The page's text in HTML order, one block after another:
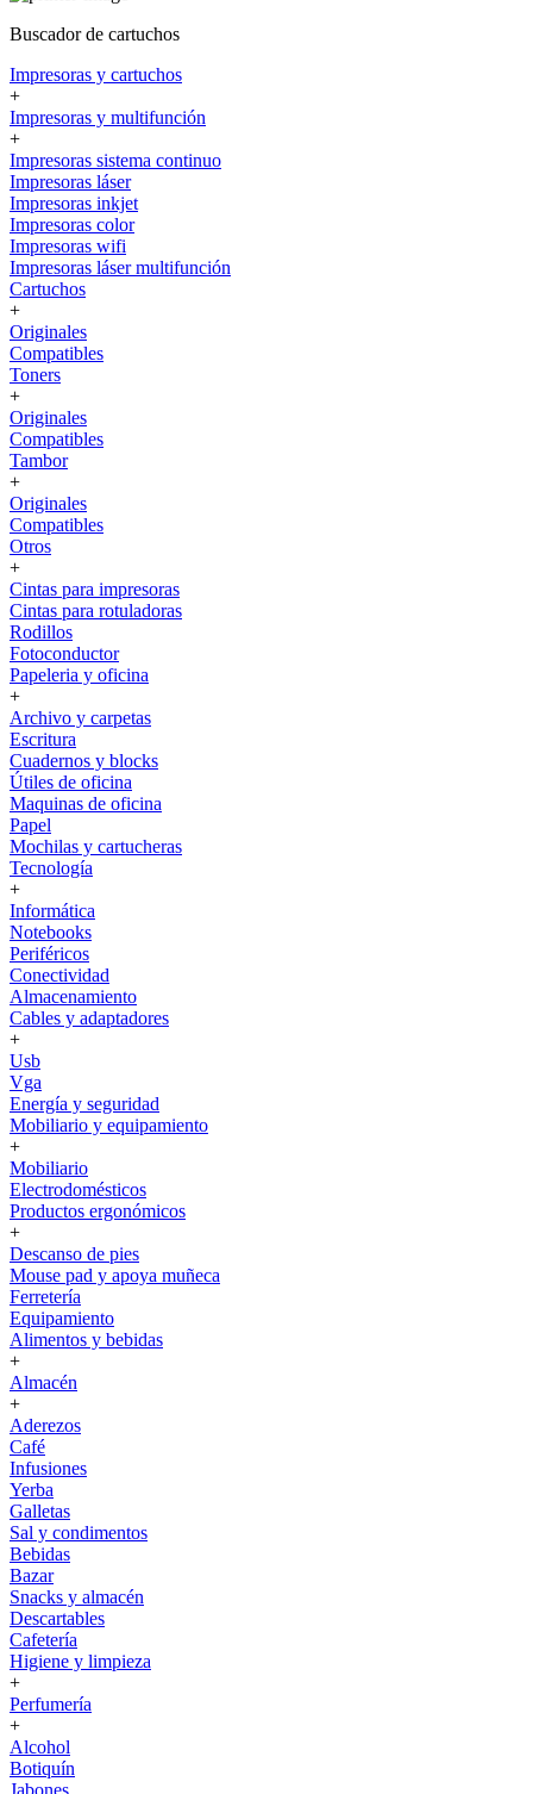
Buscador de cartuchos
Impresoras y cartuchos
+
Impresoras y multifunción
+
Impresoras sistema continuo
Impresoras láser
Impresoras inkjet
Impresoras color
Impresoras wifi
Impresoras láser multifunción
Cartuchos
+
Originales
Compatibles
Toners
+
Originales
Compatibles
Tambor
+
Originales
Compatibles
Otros
+
Cintas para impresoras
Cintas para rotuladoras
Rodillos
Fotoconductor
Papeleria y oficina
+
Archivo y carpetas
Escritura
Cuadernos y blocks
Útiles de oficina
Maquinas de oficina
Papel
Mochilas y cartucheras
Tecnología
+
Informática
Notebooks
Periféricos
Conectividad
Almacenamiento
Cables y adaptadores
+
Usb
Vga
Energía y seguridad
Mobiliario y equipamiento
+
Mobiliario
Electrodomésticos
Productos ergonómicos
+
Descanso de pies
Mouse pad y apoya muñeca
Ferretería
Equipamiento
Alimentos y bebidas
+
Almacén
+
Aderezos
Café
Infusiones
Yerba
Galletas
Sal y condimentos
Bebidas
Bazar
Snacks y almacén
Descartables
Cafetería
Higiene y limpieza
+
Perfumería
+
Alcohol
Botiquín
Jabones